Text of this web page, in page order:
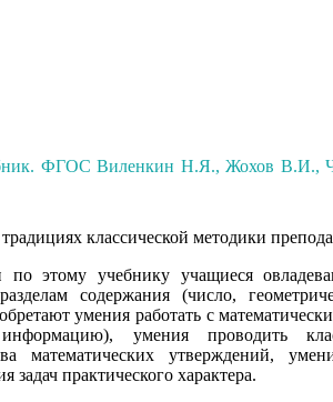
ФГОСВиленкин Н.Я., Жохов В.И.,
классической методики
по этому учебнику учащиеся
содержания (число,
умения работать с
умения проводить
математических утверждений,
практического характера.